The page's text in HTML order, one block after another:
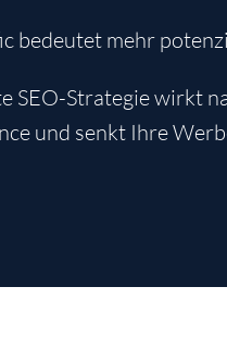
bedeutet mehr
SEO-Strategie wirkt
und senkt Ihre